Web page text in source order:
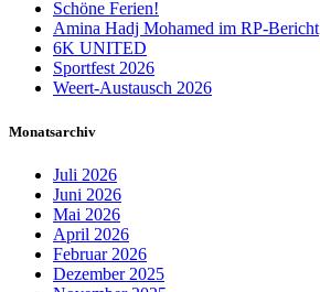
Schöne Ferien!
Amina Hadj Mohamed im RP-Bericht
6K UNITED
Sportfest 2026
Weert-Austausch 2026
Monatsarchiv
Juli 2026
Juni 2026
Mai 2026
April 2026
Februar 2026
Dezember 2025